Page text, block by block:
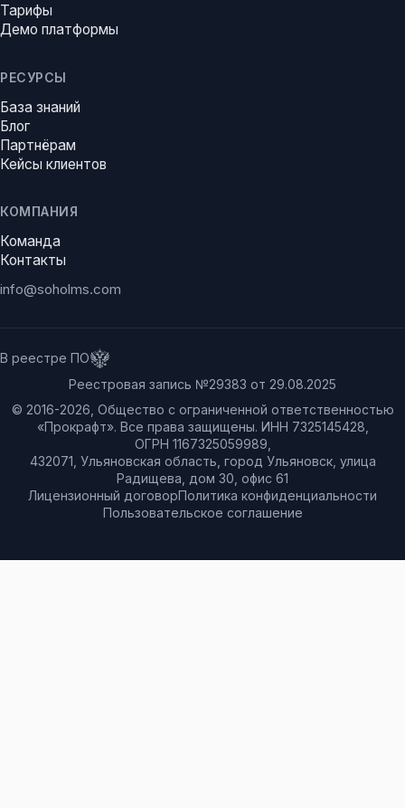
Тарифы
Демо платформы
РЕСУРСЫ
База знаний
Блог
Партнёрам
Кейсы клиентов
КОМПАНИЯ
Команда
Контакты
info@soholms.com
В реестре ПО
Реестровая запись №29383 от 29.08.2025
© 2016-2026 , Общество с ограниченной ответственностью
«Прокрафт». Все права защищены. ИНН 7325145428,
ОГРН 1167325059989,
432071, Ульяновская область, город Ульяновск, улица
Радищева, дом 30, офис 61
Лицензионный договорПолитика конфиденциальности
Пользовательское соглашение